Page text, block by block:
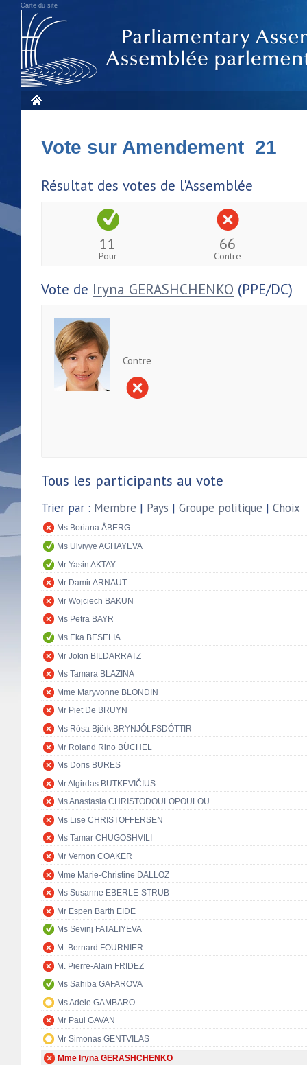
Carte du site
Vote sur Amendement 21
Résultat des votes de l'Assemblée
11
Pour
66
Contre
Vote de Iryna GERASHCHENKO (PPE/DC)
Contre
Tous les participants au vote
Trier par : Membre | Pays | Groupe politique | Choix
Ms Boriana ÅBERG
Ms Ulviyye AGHAYEVA
Mr Yasin AKTAY
Mr Damir ARNAUT
Mr Wojciech BAKUN
Ms Petra BAYR
Ms Eka BESELIA
Mr Jokin BILDARRATZ
Ms Tamara BLAZINA
Mme Maryvonne BLONDIN
Mr Piet De BRUYN
Ms Rósa Björk BRYNJÓLFSDÓTTIR
Mr Roland Rino BÜCHEL
Ms Doris BURES
Mr Algirdas BUTKEVIČIUS
Ms Anastasia CHRISTODOULOPOULOU
Ms Lise CHRISTOFFERSEN
Ms Tamar CHUGOSHVILI
Mr Vernon COAKER
Mme Marie-Christine DALLOZ
Ms Susanne EBERLE-STRUB
Mr Espen Barth EIDE
Ms Sevinj FATALIYEVA
M. Bernard FOURNIER
M. Pierre-Alain FRIDEZ
Ms Sahiba GAFAROVA
Ms Adele GAMBARO
Mr Paul GAVAN
Mr Simonas GENTVILAS
Mme Iryna GERASHCHENKO